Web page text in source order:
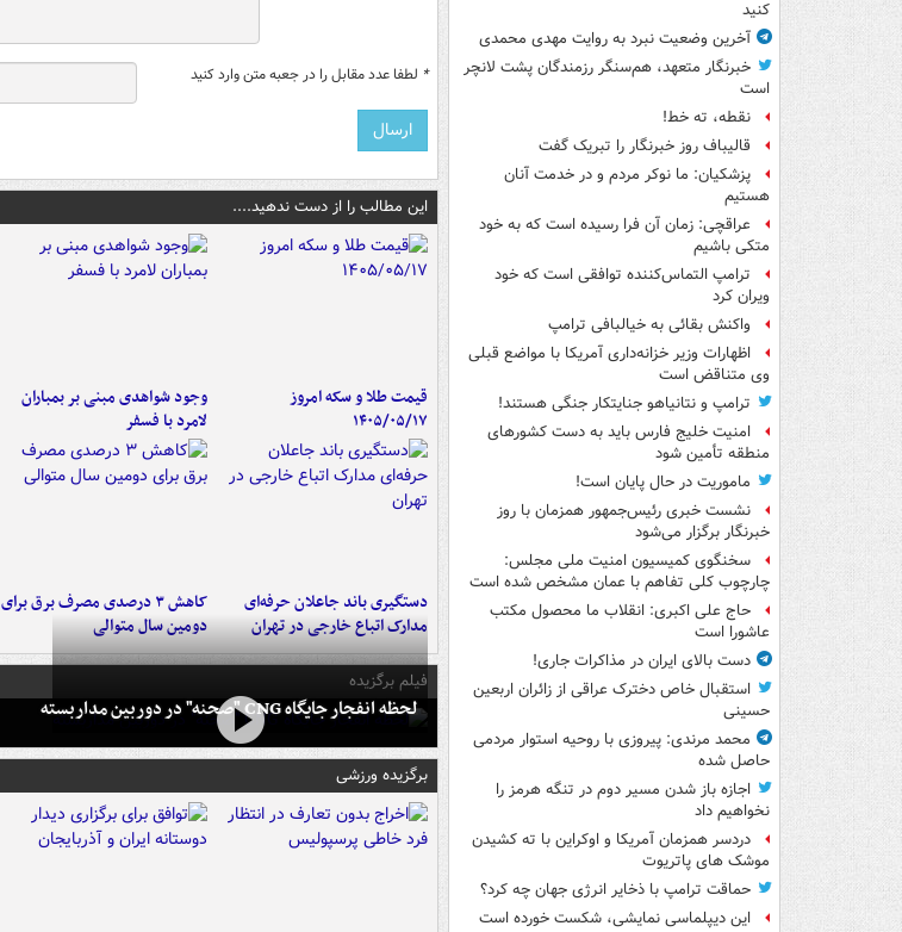
کنید
آخرین وضعیت نبرد به روایت مهدی محمدی
خبرنگار متعهد، هم‌سنگر رزمندگان پشت لانچر
است
نقطه، ته خط!
قالیباف روز خبرنگار را تبریک گفت
پزشکیان: ما نوکر مردم و در خدمت آنان
هستیم
عراقچی: زمان آن فرا رسیده است که به خود
متکی باشیم
ترامپ التماس‌کننده توافقی است که خود
ویران کرد
واکنش بقائی به خیالبافی ترامپ
اظهارات وزیر خزانه‌داری آمریکا با مواضع قبلی
وی متناقض است
ترامپ و نتانیاهو جنایتکار جنگی هستند!
امنیت خلیج فارس باید به دست کشورهای
منطقه تأمین شود
ماموریت در حال پایان است!
نشست خبری رئیس‌جمهور همزمان با روز
خبرنگار برگزار می‌شود
سخنگوی کمیسیون امنیت ملی مجلس:
چارچوب کلی تفاهم با عمان مشخص شده است
حاج علی اکبری: انقلاب ما محصول مکتب
عاشورا است
دست بالای ایران در مذاکرات جاری!
استقبال خاص دخترک عراقی از زائران اربعین
حسینی
محمد مرندی: پیروزی با روحیه استوار مردمی
حاصل شده
اجازه باز شدن مسیر دوم در تنگه هرمز را
نخواهیم داد
دردسر همزمان آمریکا و اوکراین با ته کشیدن
موشک های پاتریوت
حماقت ترامپ با ذخایر انرژی جهان چه کرد؟
این دیپلماسی نمایشی، شکست خورده است
* لطفا عدد مقابل را در جعبه متن وارد کنید
این مطالب را از دست ندهید....
قیمت طلا و سکه امروز
۱۴۰۵/۰۵/۱۷
وجود شواهدی مبنی بر بمباران
لامرد با فسفر
دستگیری باند جاعلان حرفه‌ای
مدارک اتباع خارجی در تهران
کاهش ۳ درصدی مصرف برق برای
دومین سال متوالی
فیلم برگزیده
لحظه انفجار جایگاه CNG "صحنه" در دوربین مداربسته
برگزیده ورزشی